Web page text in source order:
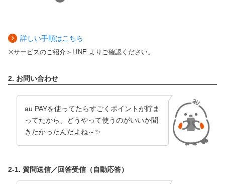
詳しい手順はこちら
サービスのご紹介＞LINE よりご確認ください。
2. お問い合わせ
au PAYを使ってたらすごくポイントが貯ま
ってたから、どうやって使うのがいいか聞
きたかったんだよね～✨
2-1. 質問送信／回答受信（自動応答）